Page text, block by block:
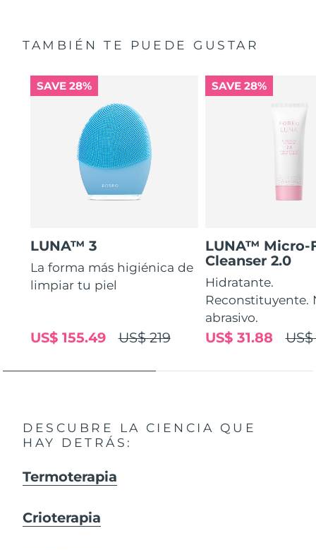
TAMBIÉN TE PUEDE GUSTAR
SAVE 28%
LUNA™ 3
La forma más higiénica de
limpiar tu piel
US$ 219
US$ 155.49
SAVE 28%
LUNA™ Micro-
Cleanser 2.0
Hidratante.
Reconstituyente.
abrasivo.
US$ 31.88
DESCUBRE LA CIENCIA QUE
HAY DETRÁS:
Termoterapia
Crioterapia